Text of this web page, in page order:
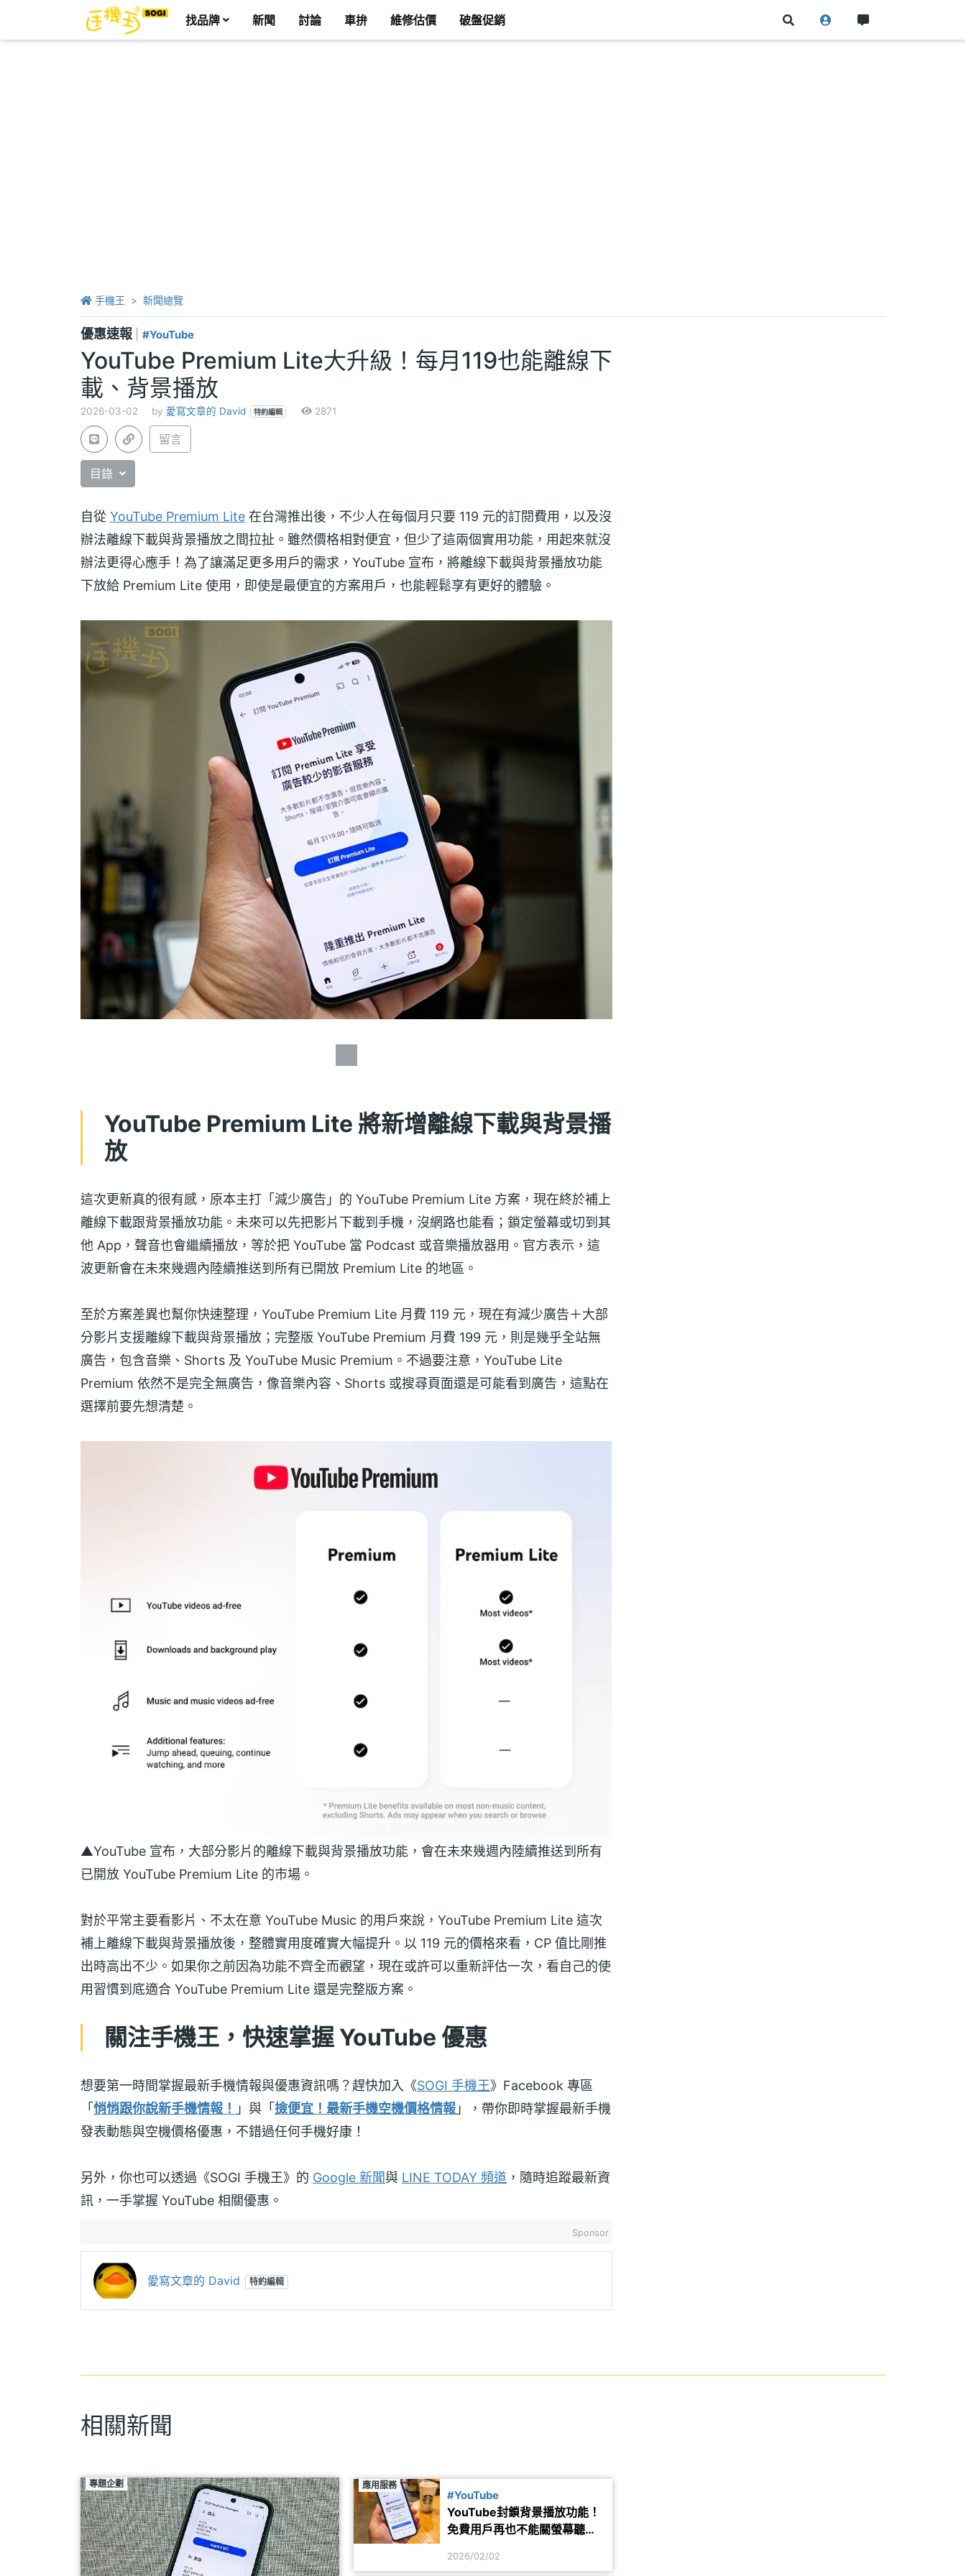
找品牌 新聞 討論 車拚 維修估價 破盤促銷
手機王 新聞總覽
優惠速報 #YouTube
YouTube Premium Lite大升級！每月119也能離線下
載、背景播放
2026-03-02 by 愛寫文章的 David 特約編輯 2871
留言
目錄
自從 YouTube Premium Lite 在台灣推出後，不少人在每個月只要 119 元的訂閱費用，以及沒
辦法離線下載與背景播放之間拉扯。雖然價格相對便宜，但少了這兩個實用功能，用起來就沒
辦法更得心應手！為了讓滿足更多用戶的需求，YouTube 宣布，將離線下載與背景播放功能
下放給 Premium Lite 使用，即使是最便宜的方案用戶，也能輕鬆享有更好的體驗。
YouTube Premium Lite 將新增離線下載與背景播
放
這次更新真的很有感，原本主打「減少廣告」的 YouTube Premium Lite 方案，現在終於補上
離線下載跟背景播放功能。未來可以先把影片下載到手機，沒網路也能看；鎖定螢幕或切到其
他 App，聲音也會繼續播放，等於把 YouTube 當 Podcast 或音樂播放器用。官方表示，這
波更新會在未來幾週內陸續推送到所有已開放 Premium Lite 的地區。
至於方案差異也幫你快速整理，YouTube Premium Lite 月費 119 元，現在有減少廣告＋大部
分影片支援離線下載與背景播放；完整版 YouTube Premium 月費 199 元，則是幾乎全站無
廣告，包含音樂、Shorts 及 YouTube Music Premium。不過要注意，YouTube Lite
Premium 依然不是完全無廣告，像音樂內容、Shorts 或搜尋頁面還是可能看到廣告，這點在
選擇前要先想清楚。
▲YouTube 宣布，大部分影片的離線下載與背景播放功能，會在未來幾週內陸續推送到所有
已開放 YouTube Premium Lite 的市場。
對於平常主要看影片、不太在意 YouTube Music 的用戶來說，YouTube Premium Lite 這次
補上離線下載與背景播放後，整體實用度確實大幅提升。以 119 元的價格來看，CP 值比剛推
出時高出不少。如果你之前因為功能不齊全而觀望，現在或許可以重新評估一次，看自己的使
用習慣到底適合 YouTube Premium Lite 還是完整版方案。
關注手機王，快速掌握 YouTube 優惠
想要第一時間掌握最新手機情報與優惠資訊嗎？趕快加入《SOGI 手機王》Facebook 專區
「悄悄跟你說新手機情報！ 」與「撿便宜！最新手機空機價格情報 」，帶你即時掌握最新手機
發表動態與空機價格優惠，不錯過任何手機好康！
另外，你也可以透過《SOGI 手機王》的 Google 新聞與 LINE TODAY 頻道 ，隨時追蹤最新資
訊，一手掌握 YouTube 相關優惠。
Sponsor
愛寫文章的 David 特約編輯
相關新聞
專題企劃 應用服務
#YouTube
YouTube封鎖背景播放功能！
免費用戶再也不能關螢幕聽聲
2026/02/02